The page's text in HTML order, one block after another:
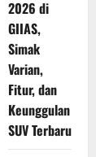
2026 di
GIIAS,
Simak
Varian,
Fitur, dan
Keunggulan
SUV Terbaru